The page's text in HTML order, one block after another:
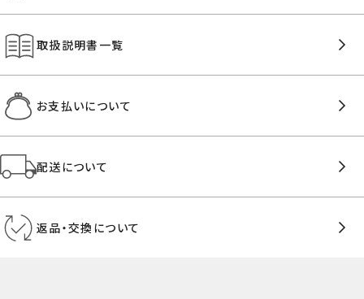
取扱説明書一覧
お支払いについて
配送について
返品・交換について